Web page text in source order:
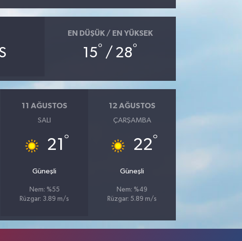
EN DÜŞÜK / EN YÜKSEK
15° / 28°
11 AĞUSTOS
SALI
21 °
Güneşli
Nem: %55
Rüzgar: 3.89 m/s
12 AĞUSTOS
ÇARŞAMBA
22°
Güneşli
Nem: %49
Rüzgar: 5.89 m/s